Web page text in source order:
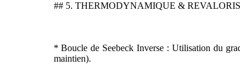
## 5. THERMODYNAMIQUE &
* Boucle de Seebeck Inverse : Utilisation du
maintien).